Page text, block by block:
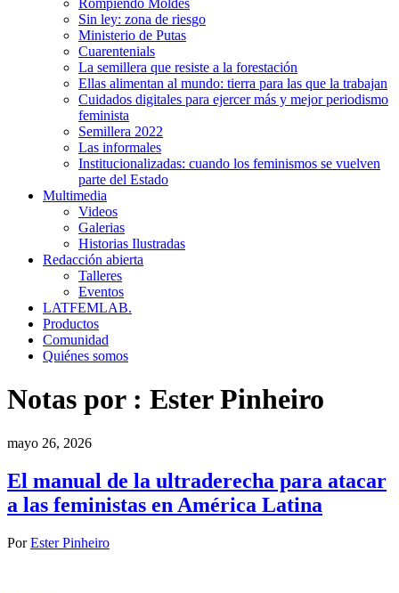
Rompiendo Moldes
Sin ley: zona de riesgo
Ministerio de Putas
Cuarentenials
La semillera que resiste a la forestación
Ellas alimentan al mundo: tierra para las que la trabajan
Cuidados digitales para ejercer más y mejor periodismo
feminista
Semillera 2022
Las informales
Institucionalizadas: cuando los feminismos se vuelven
parte del Estado
Multimedia
Videos
Galerias
Historias Ilustradas
Redacción abierta
Talleres
Eventos
LATFEMLAB.
Productos
Comunidad
Quiénes somos
Notas por : Ester Pinheiro
mayo 26, 2026
El manual de la ultraderecha para atacar
a las feministas en América Latina
PorEster Pinheiro